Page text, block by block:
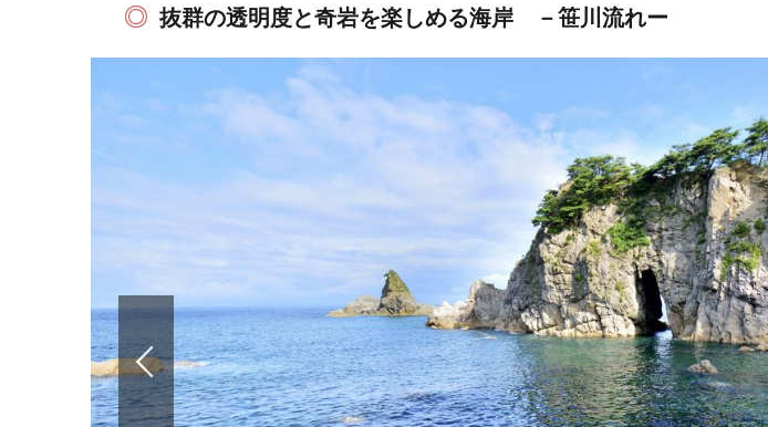
抜群の透明度と奇岩を楽しめる海岸 －笹川流れー